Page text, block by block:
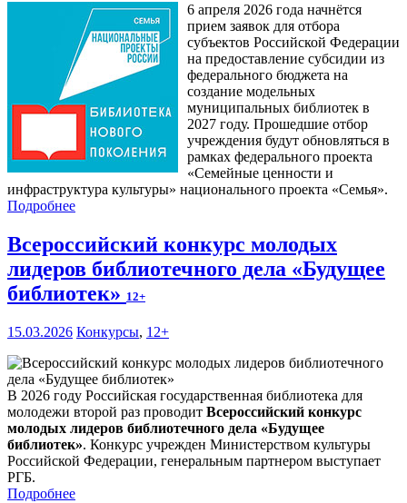
6 апреля 2026 года начнётся
прием заявок для отбора
субъектов Российской Федерации
на предоставление субсидии из
федерального бюджета на
создание модельных
муниципальных библиотек в
2027 году. Прошедшие отбор
учреждения будут обновляться в
рамках федерального проекта
«Семейные ценности и
инфраструктура культуры» национального проекта «Семья».
Подробнее
Всероссийский конкурс молодых
лидеров библиотечного дела «Будущее
библиотек» 12+
15.03.2026 Конкурсы, 12+
В 2026 году Российская государственная библиотека для
молодежи второй раз проводит Всероссийский конкурс
молодых лидеров библиотечного дела «Будущее
библиотек». Конкурс учрежден Министерством культуры
Российской Федерации, генеральным партнером выступает
РГБ.
Подробнее